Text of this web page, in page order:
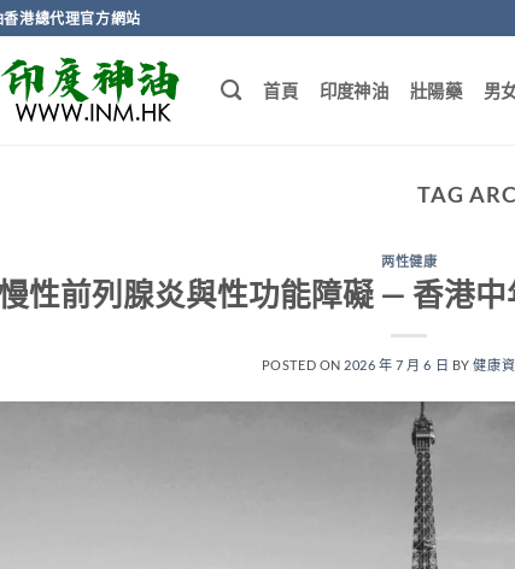
港總代理官方網站
首頁 印度神油 壯陽藥 男
TAG
两性健康
性前列腺炎與性功能障礙 — 香港
POSTED ON 2026 年 7 月 6 日 BY健康